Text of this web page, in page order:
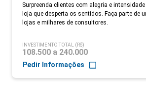
Surpreenda clientes com alegria e
loja que desperta os sentidos. Faça parte de
lojas e milhares de consultores.
INVESTIMENTO TOTAL (R$)
108.500 a 240.000
Pedir Informações